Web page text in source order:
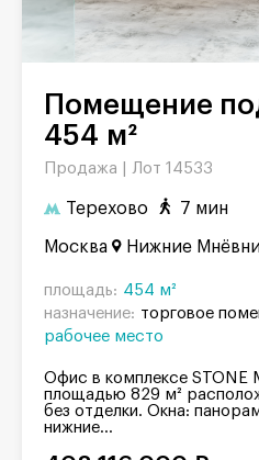
Помещение под сувениры,
454 м²
Продажа | Лот 14533
Терехово 7 мин
Москва Нижние
площадь: 454 м²
назначение: торговое
рабочее место
Офис в комплексе STONE
площадью 829 м²
без отделки. Окна:
нижние...